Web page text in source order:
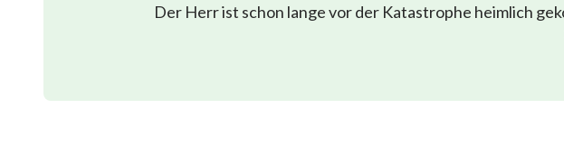
Der Herr ist schon lange vor der Katastrophe heimlich